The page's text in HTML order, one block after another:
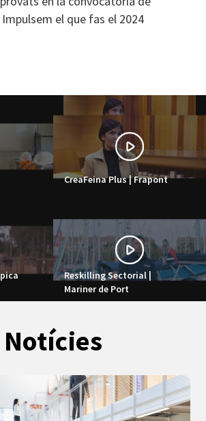
el que fas el 2024
CreaFeina Plus | Frapont
Reskilling Sectorial |
Mariner de Port
Notícies